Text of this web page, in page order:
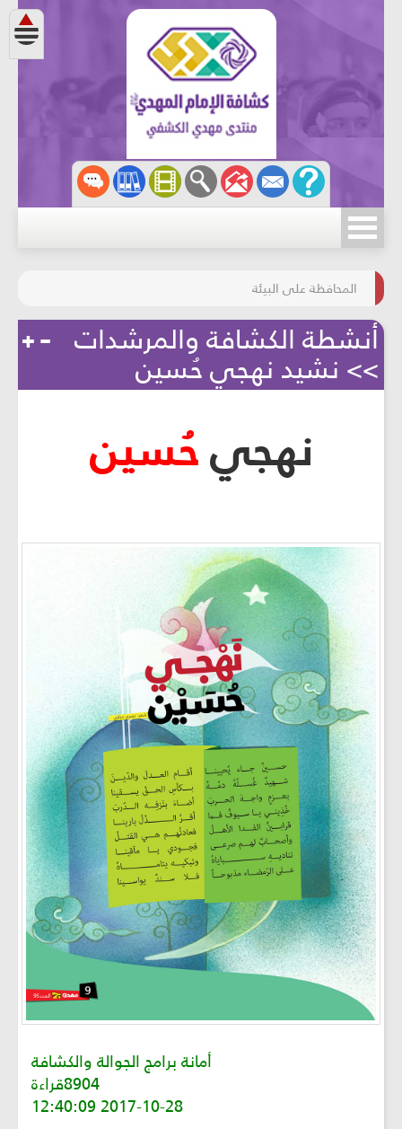
مسابقة الركب الحسينيّ
المحافظة على البيئة
أنشطة الكشافة والمرشدات
>> نشيد نهجي حُسين
نهجيحُسين
أمانة برامج الجوالة والكشافة
8904قراءة
2017-10-28 12:40:09